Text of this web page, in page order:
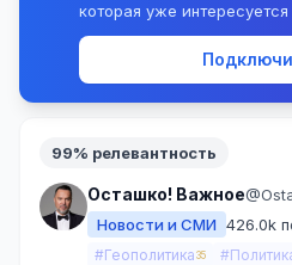
которая уже
99% релевантность
Осташко! Важное
Новости и СМИ 426.0k
#Геополитика 35